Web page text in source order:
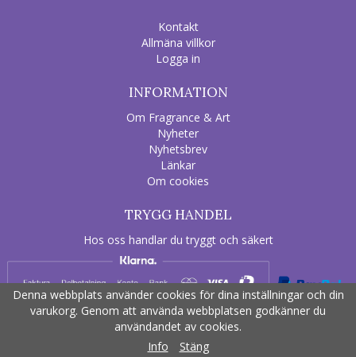
Kontakt
Allmäna villkor
Logga in
INFORMATION
Om Fragrance & Art
Nyheter
Nyhetsbrev
Länkar
Om cookies
TRYGG HANDEL
Hos oss handlar du tryggt och säkert
Drift & produktion: Wikinggruppen
Denna webbplats använder cookies för dina inställningar och din
varukorg. Genom att använda webbplatsen godkänner du
användandet av cookies.
Info
Stäng